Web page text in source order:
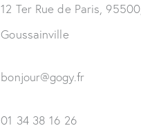
12 Ter Rue de Paris, 95500,
Goussainville
bonjour@gogy.fr
01 34 38 16 26